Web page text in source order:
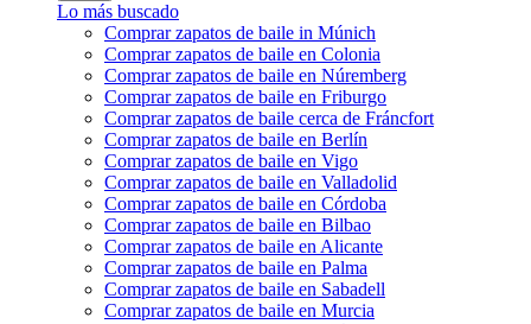
Lo más buscado
Comprar zapatos de baile in Múnich
Comprar zapatos de baile en Colonia
Comprar zapatos de baile en Núremberg
Comprar zapatos de baile en Friburgo
Comprar zapatos de baile cerca de Fráncfort
Comprar zapatos de baile en Berlín
Comprar zapatos de baile en Vigo
Comprar zapatos de baile en Valladolid
Comprar zapatos de baile en Córdoba
Comprar zapatos de baile en Bilbao
Comprar zapatos de baile en Alicante
Comprar zapatos de baile en Palma
Comprar zapatos de baile en Sabadell
Comprar zapatos de baile en Murcia